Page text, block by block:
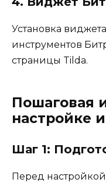
Установка
инструментов
страницы Tilda.
Пошаговая
настройке
Шаг 1:
Перед